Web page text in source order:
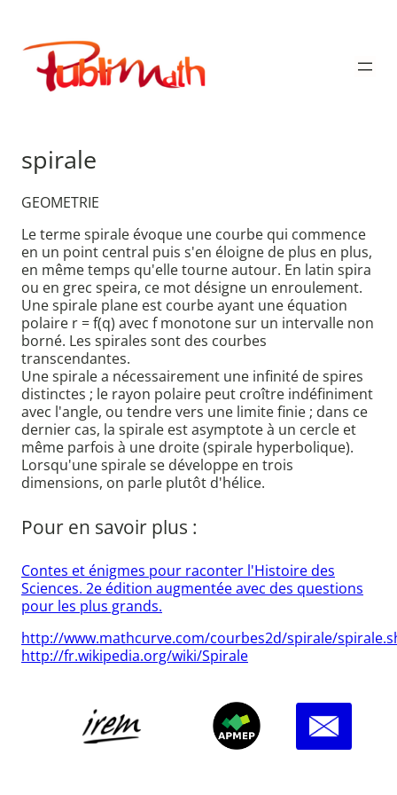
contenu
Publimath
spirale
GEOMETRIE
Le terme spirale évoque une courbe qui commence
en un point central puis s'en éloigne de plus en plus,
en même temps qu'elle tourne autour. En latin spira
ou en grec speira, ce mot désigne un enroulement.
Une spirale plane est courbe ayant une équation
polaire r = f(q) avec f monotone sur un intervalle non
borné. Les spirales sont des courbes
transcendantes.
Une spirale a nécessairement une infinité de spires
distinctes ; le rayon polaire peut croître indéfiniment
avec l'angle, ou tendre vers une limite finie ; dans ce
dernier cas, la spirale est asymptote à un cercle et
même parfois à une droite (spirale hyperbolique).
Lorsqu'une spirale se développe en trois
dimensions, on parle plutôt d'hélice.
Pour en savoir plus :
Contes et énigmes pour raconter l'Histoire des
Sciences. 2e édition augmentée avec des questions
pour les plus grands.
http://www.mathcurve.com/courbes2d/spirale/
http://fr.wikipedia.org/wiki/Spirale